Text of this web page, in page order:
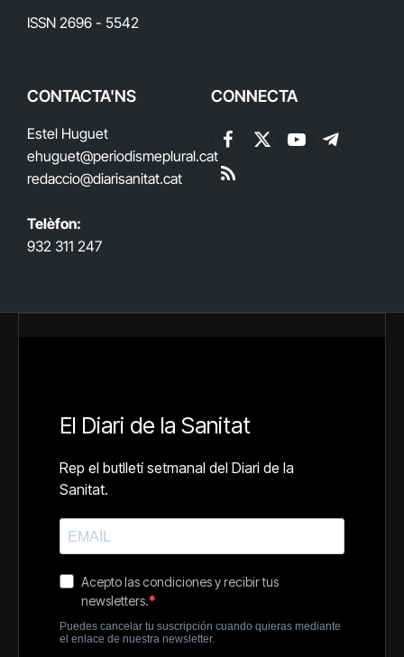
ISSN 2696 - 5542
CONTACTA'NS
Estel Huguet
ehuguet@periodismeplural.cat
redaccio@diarisanitat.cat
Telèfon:
932 311 247
CONNECTA
Facebook
X
YouTubeTelegram
RSS